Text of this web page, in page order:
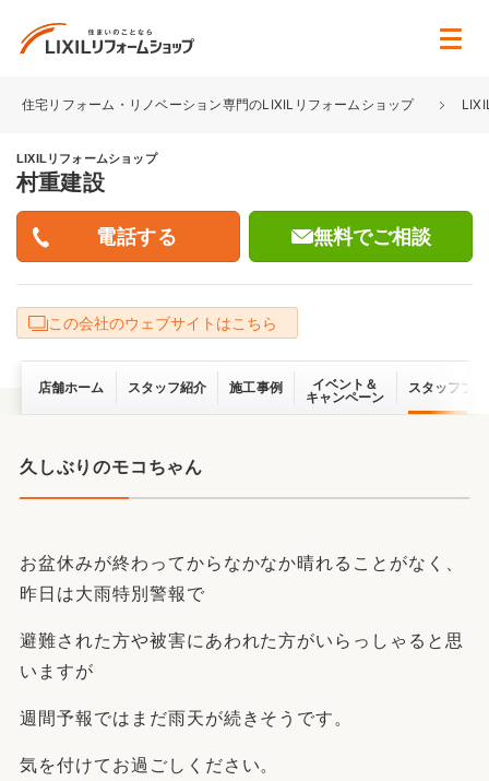
住宅リフォーム・リノベーション専門のLIXILリフォームショップ
LIXILリフォームショップ
村重建設
無料でご相談
この会社のウェブサイトはこちら
店舗ホーム スタッフ紹介 施工事例
イベント＆
キャンペーン
スタッフブ
久しぶりのモコちゃん
お盆休みが終わってからなかなか晴れることがなく、
昨日は大雨特別警報で
避難された方や被害にあわれた方がいらっしゃると思
いますが
週間予報ではまだ雨天が続きそうです。
気を付けてお過ごしください。